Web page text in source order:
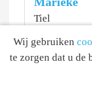
Tiel
Waardering:
Wij gebruiken
te zorgen dat u de